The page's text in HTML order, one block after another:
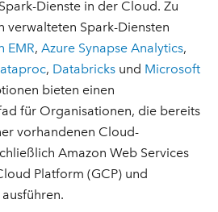
Dienste in der Cloud. Zu
verwalteten Spark-Diensten
EMR,Azure Synapse Analytics,
, Databricks und Microsoft
bieten einen
für Organisationen, die bereits
vorhandenen Cloud-
Amazon Web Services
Platform (GCP) und